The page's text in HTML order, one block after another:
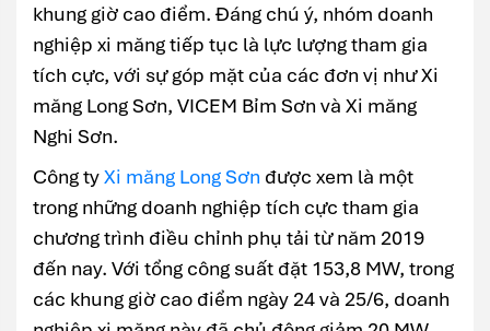
khung giờ cao điểm. Đáng chú ý, nhóm doanh
nghiệp xi măng tiếp tục là lực lượng tham gia
tích cực, với sự góp mặt của các đơn vị như Xi
măng Long Sơn, VICEM Bỉm Sơn và Xi măng
Nghi Sơn.
Công tyXi măng Long Sơn được xem là một
trong những doanh nghiệp tích cực tham gia
chương trình điều chỉnh phụ tải từ năm 2019
đến nay. Với tổng công suất đặt 153,8 MW, trong
các khung giờ cao điểm ngày 24 và 25/6, doanh